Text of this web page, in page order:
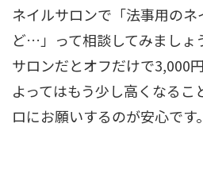
ネイルサロンで「法事用の
ど…」って相談してみましょ
サロンだとオフだけで3,000
よってはもう少し高くなる
ロにお願いするのが安心です。